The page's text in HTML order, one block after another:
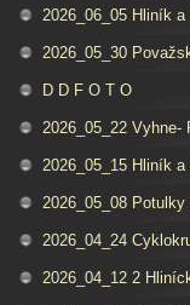
2026_06_05 Hliník a
2026_05_30
D D F O T O
2026_05_22 Vyhne-
2026_05_15 Hliník a
2026_05_08
2026_04_24
2026_04_12 2